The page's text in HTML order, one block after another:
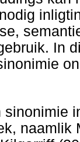
In
sinonimie
naamlik